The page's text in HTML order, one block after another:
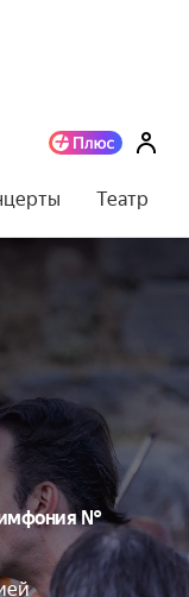
Театр
№